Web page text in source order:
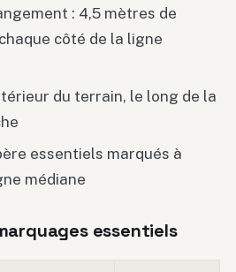
: 4,5 mètres de
côté de la ligne
du terrain, le long de la
essentiels marqués à
médiane
essentiels